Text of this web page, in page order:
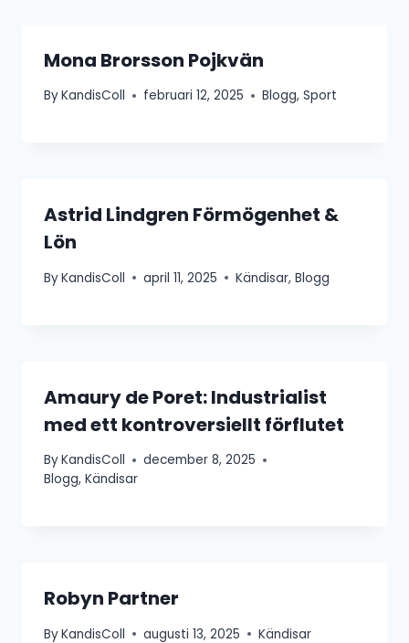
Mona Brorsson Pojkvän
ByKandisColl februari 12, 2025 Blogg,Sport
Astrid Lindgren Förmögenhet &
Lön
ByKandisColl april 11, 2025 Kändisar,Blogg
Amaury de Poret: Industrialist
med ett kontroversiellt förflutet
ByKandisColl
december 8, 2025
Blogg, Kändisar
Robyn Partner
ByKandisColl augusti 13, 2025 Kändisar